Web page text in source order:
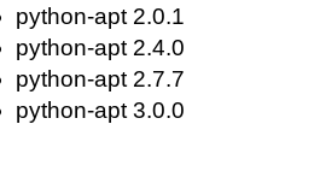
python-apt 2.0.1
python-apt 2.4.0
python-apt 2.7.7
python-apt 3.0.0